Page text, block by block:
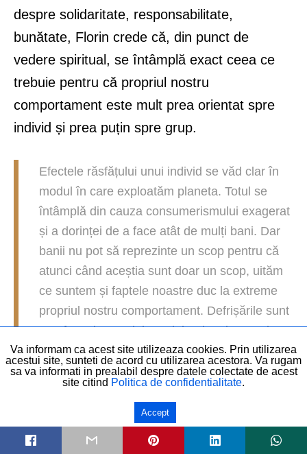
despre solidaritate, responsabilitate,
bunătate, Florin crede că, din punct de
vedere spiritual, se întâmplă exact ceea ce
trebuie pentru că propriul nostru
comportament este mult prea orientat spre
individ și prea puțin spre grup.
Efectele răsfățului unui individ se văd clar în
modul în care exploatăm planeta. Totul se
întâmplă din cauza consumerismului exagerat
și a dorinței de a face atât de mulți bani. Dar
banii nu pot să reprezinte un scop pentru că
atunci când aceștia sunt doar un scop, uităm
ce suntem și faptele noastre duc la extreme
propriul nostru comportament. Defrișările sunt
un efect al scopului numit bani, poluarea, la
fel, rasismul și exploatearea oamenilor din
diverse părți ale Pământului, cum este India,
tot la fel. Când banii sunt doar un scop, ne
determină să exploatăm, să ne separăm, să
fim singuri. Când nu mai ai acest atașament
numit bani, vei putea dezvolta proiecte care să
Va informam ca acest site utilizeaza cookies. Prin utilizarea
acestui site, sunteti de acord cu utilizarea acestora. Va rugam
sa va informati in prealabil despre datele colectate de acest
site citind Politica de confidentialitate.
Accept